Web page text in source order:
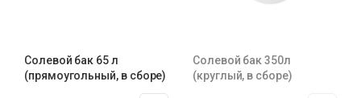
Солевой бак 65 л
(прямоугольный, в сборе)
Солевой бак 350л
(круглый, в сборе)